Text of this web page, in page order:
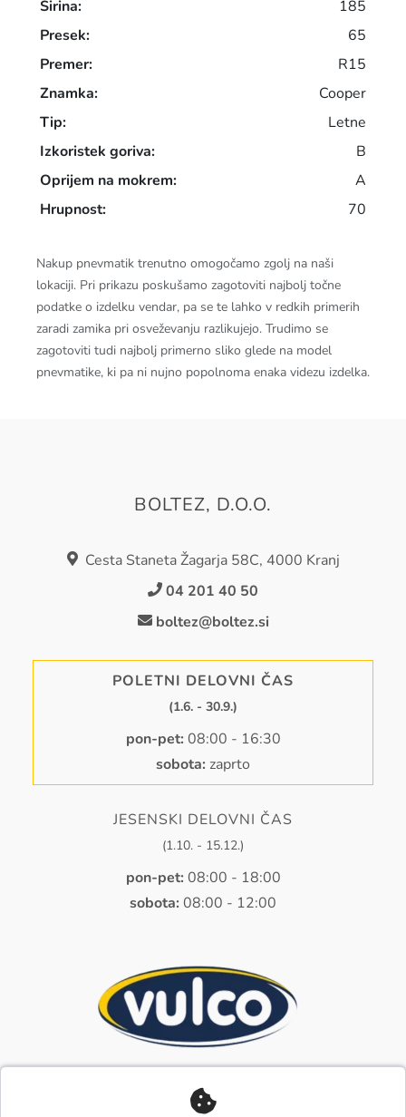
Širina:
185
Presek:
65
Premer:
R15
Znamka:
Cooper
Tip:
Letne
Izkoristek goriva:
B
Oprijem na mokrem:
A
Hrupnost:
70
Nakup pnevmatik trenutno omogočamo zgolj na naši
lokaciji. Pri prikazu poskušamo zagotoviti najbolj točne
podatke o izdelku vendar, pa se te lahko v redkih primerih
zaradi zamika pri osveževanju razlikujejo. Trudimo se
zagotoviti tudi najbolj primerno sliko glede na model
pnevmatike, ki pa ni nujno popolnoma enaka videzu izdelka.
BOLTEZ, D.O.O.
Cesta Staneta Žagarja 58C, 4000 Kranj
04 201 40 50
boltez@boltez.si
POLETNI DELOVNI ČAS
(1.6. - 30.9.)
pon-pet: 08:00 - 16:30
sobota: zaprto
JESENSKI DELOVNI ČAS
(1.10. - 15.12.)
pon-pet: 08:00 - 18:00
sobota: 08:00 - 12:00